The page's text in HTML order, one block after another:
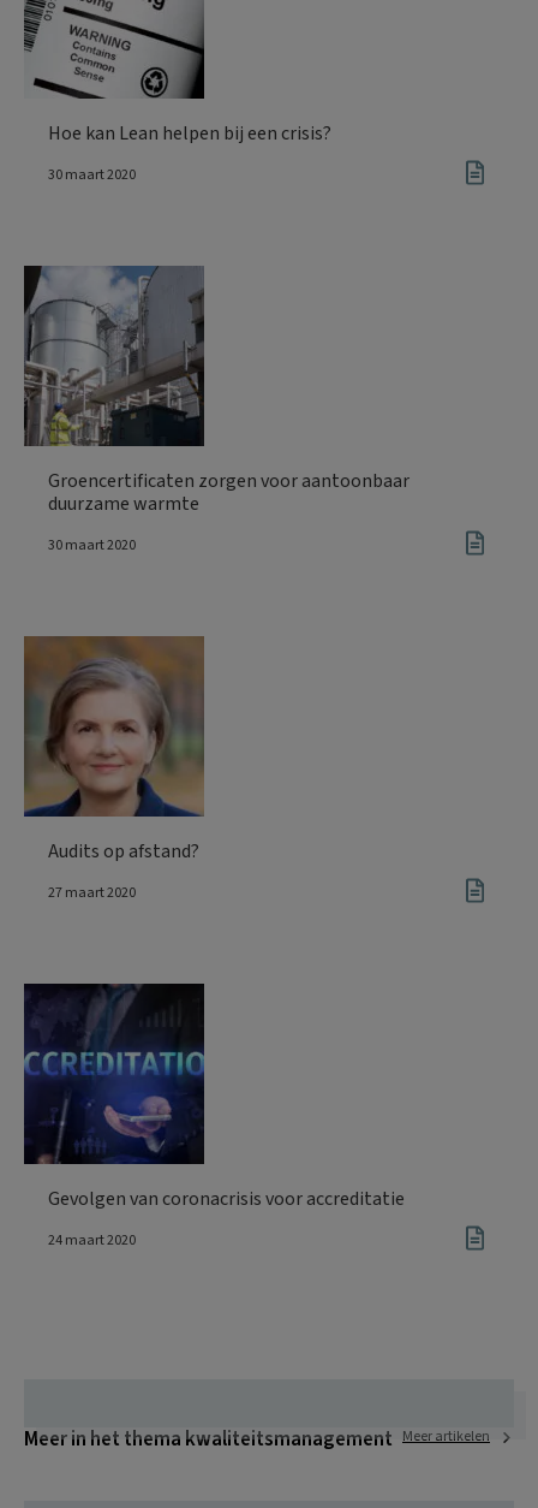
Hoe kan Lean helpen bij een crisis?
30 maart 2020
Groencertificaten zorgen voor aantoonbaar
duurzame warmte
30 maart 2020
Audits op afstand?
27 maart 2020
Gevolgen van coronacrisis voor accreditatie
24 maart 2020
Meer in het thema kwaliteitsmanagement Meer artikelen